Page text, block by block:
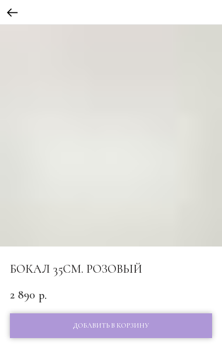
БОКАЛ 35СМ. РОЗОВЫЙ
2 890 р.
ДОБАВИТЬ В КОРЗИНУ